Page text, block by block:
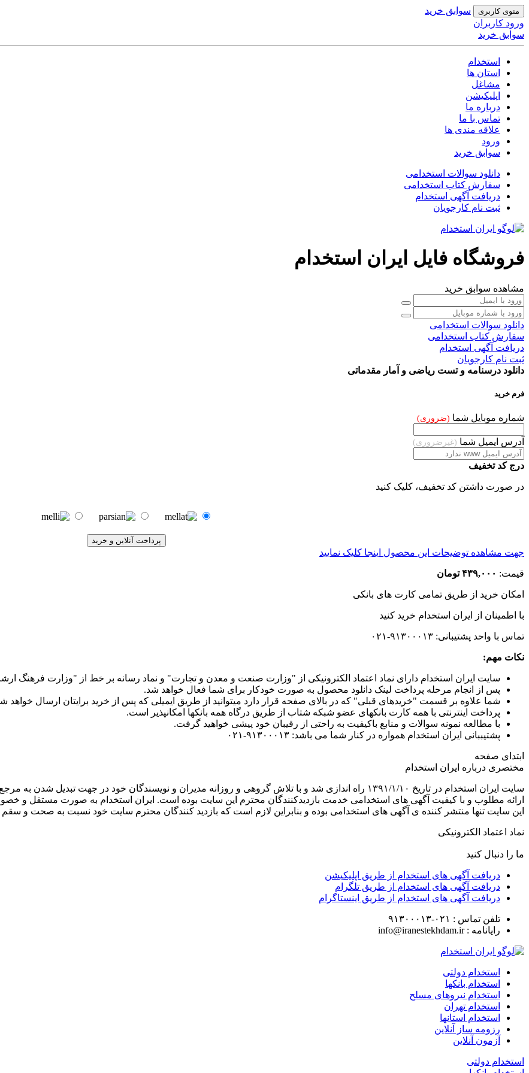
منوی کاربری
سوابق خرید
ورود کاربران
سوابق خرید
استخدام
استان ها
مشاغل
اپلیکیشن
درباره ما
تماس با ما
علاقه مندی ها
ورود
سوابق خرید
دانلود سوالات استخدامی
سفارش کتاب استخدامی
دریافت آگهی استخدام
ثبت نام کارجویان
فروشگاه فایل ایران استخدام
مشاهده سوابق خرید
دانلود سوالات استخدامی
سفارش کتاب استخدامی
دریافت آگهی استخدام
ثبت نام کارجویان
دانلود درسنامه و تست ریاضی و آمار مقدماتی
فرم خرید
شماره موبایل شما (ضروری)
آدرس ایمیل شما (غیرضروری)
درج کد تخفیف
در صورت داشتن کد تخفیف، کلیک کنید
جهت مشاهده توضیحات این محصول اینجا کلیک نمایید
قیمت: ۴۳۹,۰۰۰ تومان
امکان خرید از طریق تمامی کارت های بانکی
با اطمینان از ایران استخدام خرید کنید
تماس با واحد پشتیبانی: ۹۱۳۰۰۰۱۳-۰۲۱
نکات مهم:
سایت ایران استخدام دارای نماد اعتماد الکترونیکی از "وزارت صنعت و معدن و تجارت" و نماد رسانه بر خط از "وزارت فرهنگ
پس از انجام مرحله پرداخت لینک دانلود محصول به صورت خودکار برای شما فعال خواهد شد.
شما علاوه بر قسمت "خریدهای قبلی" که در بالای صفحه قرار دارد میتوانید از طریق ایمیلی که پس از خرید برایتان ارسال خواهد شد
پرداخت اینترنتی با همه کارت بانکهای عضو شبکه شتاب از طریق درگاه همه بانکها امکانپذیر است.
با مطالعه نمونه سوالات و منابع باکیفیت به راحتی از رقیبان خود پیشی خواهید گرفت.
پشتیببانی ایران استخدام همواره در کنار شما می باشد: ۹۱۳۰۰۰۱۳-۰۲۱
ابتدای صفحه
مختصری درباره ایران استخدام
سایت ایران استخدام در تاریخ ۱۳۹۱/۱/۱۰ راه اندازی شد و با تلاش گروهی و روزانه مدیران و نویسندگان خود در
ارائه مطلوب و با کیفیت آگهی های استخدامی خدمت بازدیدکنندگان محترم این سایت بوده است. ایران استخدام به صورت مستقل و
این سایت تنها منتشر کننده ی آگهی های استخدامی بوده و بنابراین لازم است که بازدید کنندگان محترم سایت خود نسبت به صحت و سقم
نماد اعتماد الکترونیکی
ما را دنبال کنید
دریافت آگهی های استخدام از طریق اپلیکیشن
دریافت آگهی های استخدام از طریق تلگرام
دریافت آگهی های استخدام از طریق اینستاگرام
تلفن تماس : ۰۲۱-۹۱۳۰۰۰۱۳
رایانامه :info@iranestekhdam.ir
استخدام دولتی
استخدام بانکها
استخدام نیروهای مسلح
استخدام تهران
استخدام استانها
رزومه ساز آنلاین
آزمون آنلاین
استخدام دولتی